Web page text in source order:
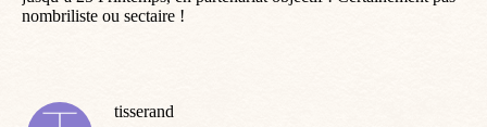
nombriliste ou sectaire !
tisserand